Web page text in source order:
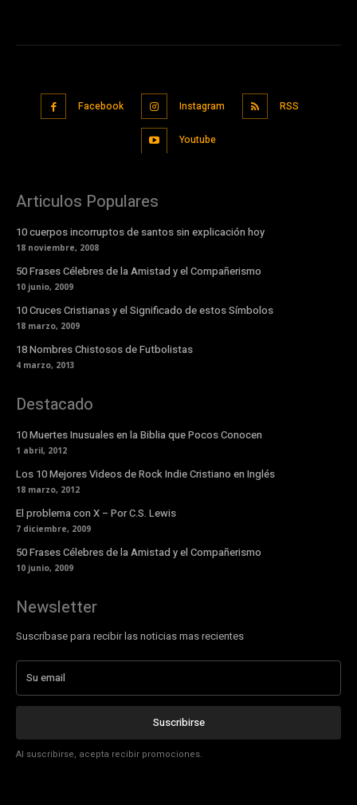
Facebook Instagram RSS
Youtube
Articulos Populares
10 cuerpos incorruptos de santos sin explicación hoy
18 noviembre, 2008
50 Frases Célebres de la Amistad y el Compañerismo
10 junio, 2009
10 Cruces Cristianas y el Significado de estos Símbolos
18 marzo, 2009
18 Nombres Chistosos de Futbolistas
4 marzo, 2013
Destacado
10 Muertes Inusuales en la Biblia que Pocos Conocen
1 abril, 2012
Los 10 Mejores Videos de Rock Indie Cristiano en Inglés
18 marzo, 2012
El problema con X – Por C.S. Lewis
7 diciembre, 2009
50 Frases Célebres de la Amistad y el Compañerismo
10 junio, 2009
Newsletter
Suscríbase para recibir las noticias mas recientes
Suscribirse
Al suscribirse, acepta recibir promociones.